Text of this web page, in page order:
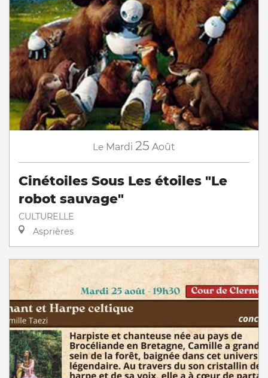
Le Mardi 25 Août
Cinétoiles Sous Les étoiles "Le
robot sauvage"
CULTURELLE
Asprières